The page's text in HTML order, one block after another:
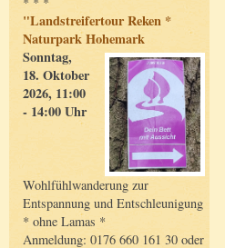
"Landstreifertour Reken *
Naturpark Hohemark
Sonntag,
18. Oktober
2026, 11:00
- 14:00 Uhr
Wohlfühlwanderung zur
Entspannung und Entschleunigung
* ohne Lamas *
Anmeldung: 0176 660 161 30 oder